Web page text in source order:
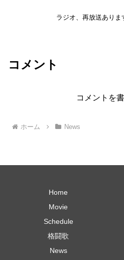
ラジオ、再放送ありま
コメント
コメントを
ホーム News
Home
Movie
Schedule
格闘歌
News